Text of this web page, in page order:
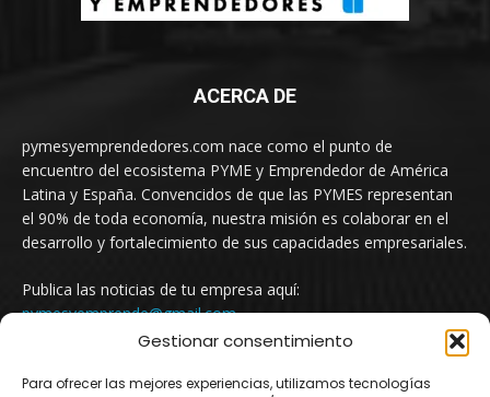
Gestionar consentimiento
Para ofrecer las mejores experiencias, utilizamos tecnologías
ACERCA DE
pymesyemprendedores.com nace como el punto de
encuentro del ecosistema PYME y Emprendedor de América
Latina y España. Convencidos de que las PYMES representan
el 90% de toda economía, nuestra misión es colaborar en el
desarrollo y fortalecimiento de sus capacidades empresariales.
Publica las noticias de tu empresa aquí:
pymesyemprende@gmail.com